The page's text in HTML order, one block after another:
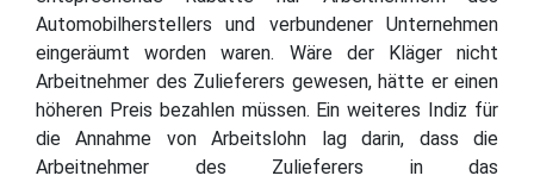
Automobilherstellers und verbundener Unternehmen
eingeräumt worden waren. Wäre der Kläger nicht
Arbeitnehmer des Zulieferers gewesen, hätte er einen
höheren Preis bezahlen müssen. Ein weiteres Indiz für
die Annahme von Arbeitslohn lag darin, dass die
Arbeitnehmer des Zulieferers in das